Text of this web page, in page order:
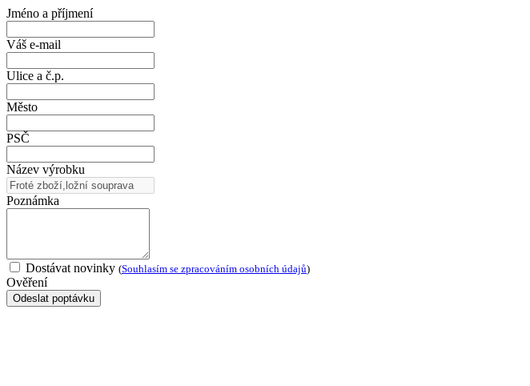
Jméno a příjmení
Váš e-mail
Ulice a č.p.
Město
PSČ
Název výrobku
Poznámka
Dostávat novinky (Souhlasím se zpracováním osobních údajů)
Ověření